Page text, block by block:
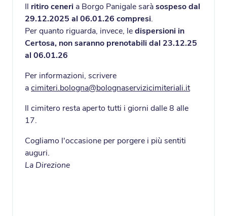
Il ritiro ceneri a Borgo Panigale saràsospeso dal
29.12.2025 al 06.01.26 compresi.
Per quanto riguarda, invece, ledispersioni in
Certosa, non saranno prenotabili dal 23.12.25
al 06.01.26
Per informazioni, scrivere
acimiteri.bologna@bolognaservizicimiteriali.it
Il cimitero resta aperto tutti i giorni dalle 8 alle
17.
Cogliamo l'occasione per porgere i più sentiti
auguri.
La Direzione